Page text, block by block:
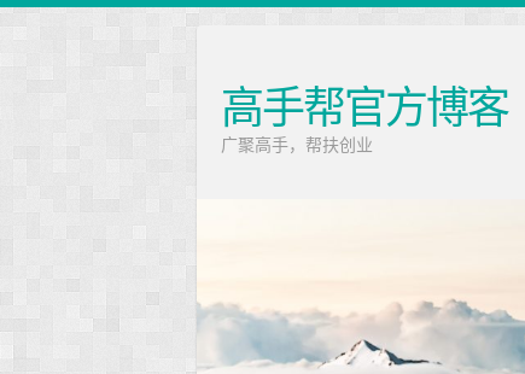
高手帮官方博客
广聚高手，帮扶创业